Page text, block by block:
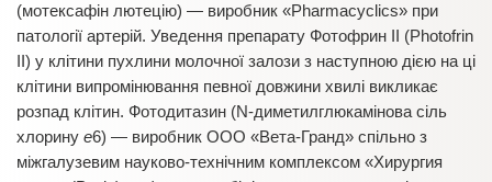
(мотексафін лютецію) — виробник «Pharmacyclics» при
патології артерій. Уведення препарату Фотофрин II (Photofrin
II) у клітини пухлини молочної залози з наступною дією на ці
клітини випромінювання певної довжини хвилі викликає
розпад клітин. Фотодитазин (N-диметилглюкамінова сіль
хлорину е6) — виробник ООО «Вета-Гранд» спільно з
міжгалузевим науково-технічним комплексом «Хирургия